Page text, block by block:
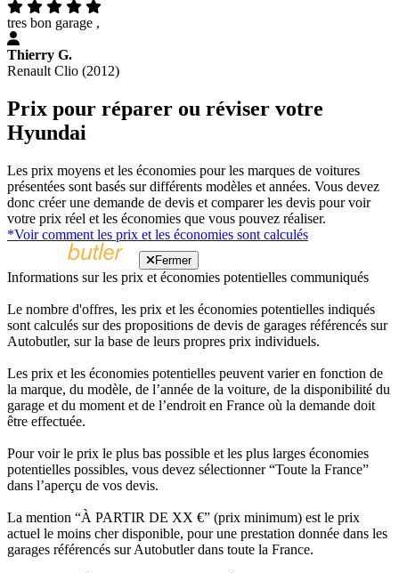
tres bon garage ,
Thierry G.
Renault Clio (2012)
Prix pour réparer ou réviser votre
Hyundai
Les prix moyens et les économies pour les marques de voitures
présentées sont basés sur différents modèles et années. Vous devez
donc créer une demande de devis et comparer les devis pour voir
votre prix réel et les économies que vous pouvez réaliser.
*Voir comment les prix et les économies sont calculés
Fermer
Informations sur les prix et économies potentielles communiqués
Le nombre d'offres, les prix et les économies potentielles indiqués
sont calculés sur des propositions de devis de garages référencés sur
Autobutler, sur la base de leurs propres prix individuels.
Les prix et les économies potentielles peuvent varier en fonction de
la marque, du modèle, de l’année de la voiture, de la disponibilité du
garage et du moment et de l’endroit en France où la demande doit
être effectuée.
Pour voir le prix le plus bas possible et les plus larges économies
potentielles possibles, vous devez sélectionner “Toute la France”
dans l’aperçu de vos devis.
La mention “À PARTIR DE XX €” (prix minimum) est le prix
actuel le moins cher disponible, pour une prestation donnée dans les
garages référencés sur Autobutler dans toute la France.